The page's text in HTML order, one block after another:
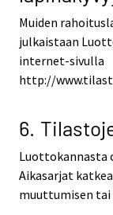
Muiden
julkaistaan
internet-sivulla
http://
6.
Luottokannasta
Aikasarjat
muuttumisen